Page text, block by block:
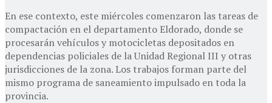
En ese contexto, este miércoles comenzaron las tareas de
compactación en el departamento Eldorado, donde se
procesarán vehículos y motocicletas depositados en
dependencias policiales de la Unidad Regional III y otras
jurisdicciones de la zona. Los trabajos forman parte del
mismo programa de saneamiento impulsado en toda la
provincia.